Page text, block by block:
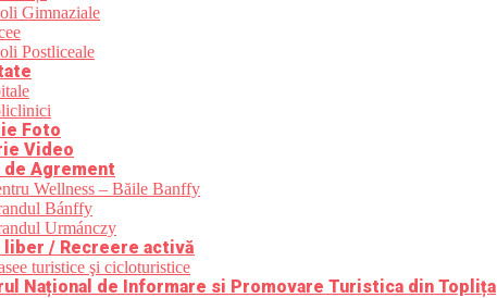
Gimnaziale
Postliceale
Foto
Video
de Agrement
Wellness – Băile Banffy
Bánffy
Urmánczy
liber / Recreere activă
turistice şi cicloturistice
Național de Informare si Promovare Turistica din Toplița